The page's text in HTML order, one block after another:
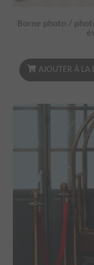
Borne photo /
AJOUTER À LA